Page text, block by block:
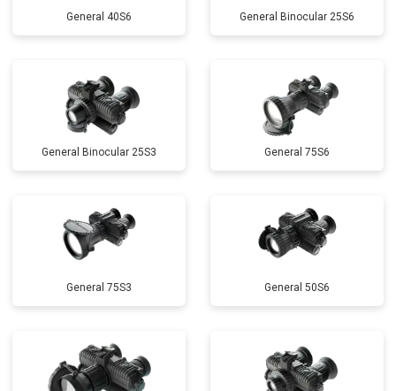
General 40S6 General Binocular 25S6
General Binocular 25S3 General 75S6
General 75S3 General 50S6